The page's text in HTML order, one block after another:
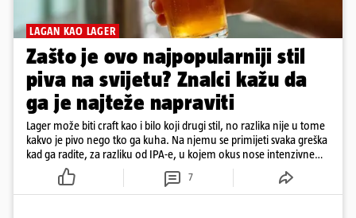
LAGAN KAO LAGER
Zašto je ovo najpopularniji stil
piva na svijetu? Znalci kažu da
ga je najteže napraviti
Lager može biti craft kao i bilo koji drugi stil, no razlika nije u tome
kakvo je pivo nego tko ga kuha. Na njemu se primijeti svaka greška
kad ga radite, za razliku od IPA-e, u kojem okus nose intenzivne
7